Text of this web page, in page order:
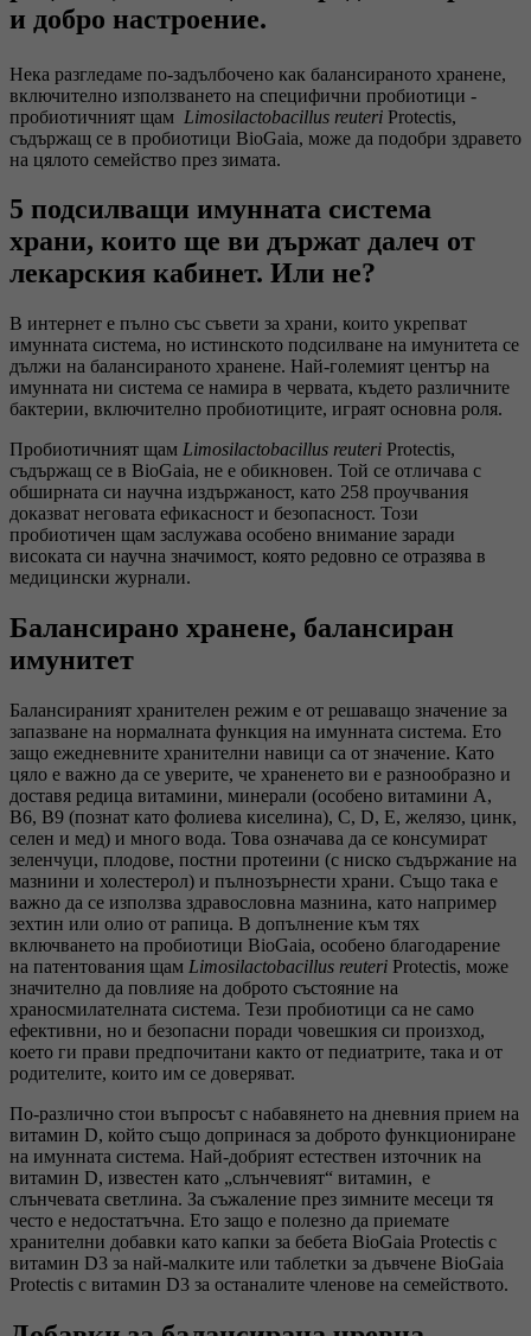
и добро настроение.
Нека разгледаме по-задълбочено как балансираното хранене,
включително използването на специфични пробиотици -
пробиотичният щам Limosilactobacillus reuteri Protectis,
съдържащ се в пробиотици BioGaia, може да подобри здравето
на цялото семейство през зимата.
5 подсилващи имунната система
храни, които ще ви държат далеч от
лекарския кабинет. Или не?
В интернет е пълно със съвети за храни, които укрепват
имунната система, но истинското подсилване на имунитета се
дължи на балансираното хранене. Най-големият център на
имунната ни система се намира в червата, където различните
бактерии, включително пробиотиците, играят основна роля.
Пробиотичният щам Limosilactobacillus reuteri Protectis,
съдържащ се в BioGaia, не е обикновен. Той се отличава с
обширната си научна издържаност, като 258 проучвания
доказват неговата ефикасност и безопасност. Този
пробиотичен щам заслужава особено внимание заради
високата си научна значимост, която редовно се отразява в
медицински журнали.
Балансирано хранене, балансиран
имунитет
Балансираният хранителен режим е от решаващо значение за
запазване на нормалната функция на имунната система. Ето
защо ежедневните хранителни навици са от значение. Като
цяло е важно да се уверите, че храненето ви е разнообразно и
доставя редица витамини, минерали (особено витамини А,
В6, В9 (познат като фолиева киселина), С, D, Е, желязо, цинк,
селен и мед) и много вода. Това означава да се консумират
зеленчуци, плодове, постни протеини (с ниско съдържание на
мазнини и холестерол) и пълнозърнести храни. Също така е
важно да се използва здравословна мазнина, като например
зехтин или олио от рапица. В допълнение към тях
включването на пробиотици BioGaia, особено благодарение
на патентования щам Limosilactobacillus reuteri Protectis, може
значително да повлияе на доброто състояние на
храносмилателната система. Тези пробиотици са не само
ефективни, но и безопасни поради човешкия си произход,
което ги прави предпочитани както от педиатрите, така и от
родителите, които им се доверяват.
По-различно стои въпросът с набавянето на дневния прием на
витамин D, който също допринася за доброто функциониране
на имунната система. Най-добрият естествен източник на
витамин D, известен като „слънчевият“ витамин, е
слънчевата светлина. За съжаление през зимните месеци тя
често е недостатъчна. Ето защо е полезно да приемате
хранителни добавки като капки за бебета BioGaia Protectis с
витамин D3 за най-малките или таблетки за дъвчене BioGaia
Protectis с витамин D3 за останалите членове на семейството.